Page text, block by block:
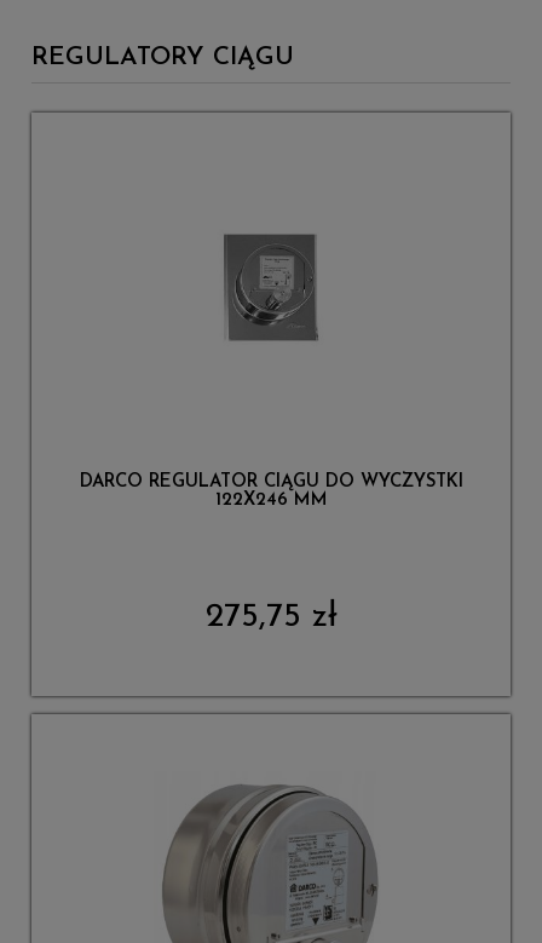
REGULATORY CIĄGU
DARCO REGULATOR CIĄGU DO WYCZYSTKI
122X246 MM
275,75 zł